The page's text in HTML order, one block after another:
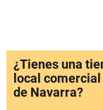
¿Tienes una
local
de Navarra?